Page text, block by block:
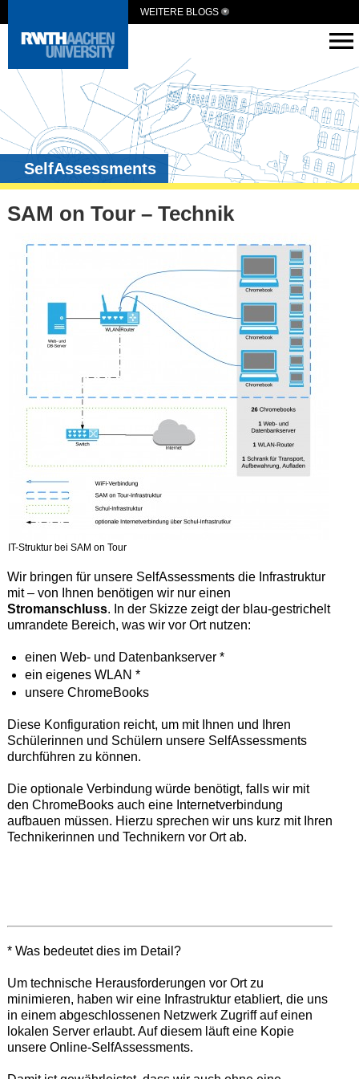
WEITERE BLOGS
SelfAssessments
SAM on Tour – Technik
IT-Struktur bei SAM on Tour
Wir bringen für unsere SelfAssessments die Infrastruktur
mit – von Ihnen benötigen wir nur einen
Stromanschluss. In der Skizze zeigt der blau-gestrichelt
umrandete Bereich, was wir vor Ort nutzen:
einen Web- und Datenbankserver *
ein eigenes WLAN *
unsere ChromeBooks
Diese Konfiguration reicht, um mit Ihnen und Ihren
Schülerinnen und Schülern unsere SelfAssessments
durchführen zu können.
Die optionale Verbindung würde benötigt, falls wir mit
den ChromeBooks auch eine Internetverbindung
aufbauen müssen. Hierzu sprechen wir uns kurz mit Ihren
Technikerinnen und Technikern vor Ort ab.
* Was bedeutet dies im Detail?
Um technische Herausforderungen vor Ort zu
minimieren, haben wir eine Infrastruktur etabliert, die uns
in einem abgeschlossenen Netzwerk Zugriff auf einen
lokalen Server erlaubt. Auf diesem läuft eine Kopie
unsere Online-SelfAssessments.